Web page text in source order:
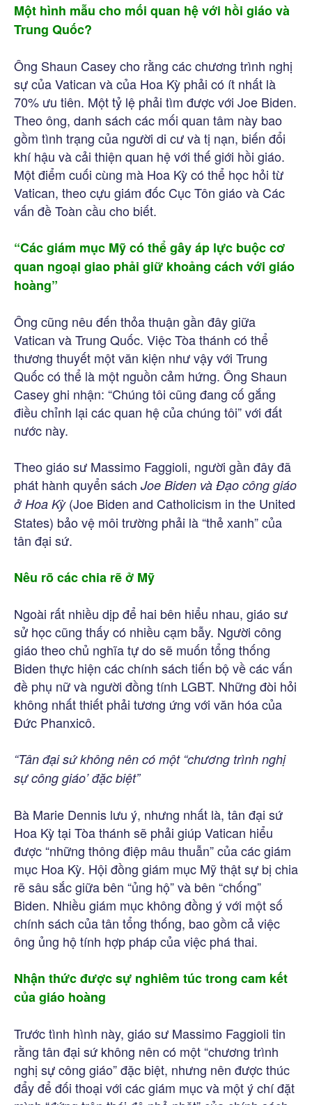
Một hình mẫu cho mối quan hệ với hồi giáo và
Trung Quốc?
Ông Shaun Casey cho rằng các chương trình nghị
sự của Vatican và của Hoa Kỳ phải có ít nhất là
70% ưu tiên. Một tỷ lệ phải tìm được với Joe Biden.
Theo ông, danh sách các mối quan tâm này bao
gồm tình trạng của người di cư và tị nạn, biến đổi
khí hậu và cải thiện quan hệ với thế giới hồi giáo.
Một điểm cuối cùng mà Hoa Kỳ có thể học hỏi từ
Vatican, theo cựu giám đốc Cục Tôn giáo và Các
vấn đề Toàn cầu cho biết.
“Các giám mục Mỹ có thể gây áp lực buộc cơ
quan ngoại giao phải giữ khoảng cách với giáo
hoàng”
Ông cũng nêu đến thỏa thuận gần đây giữa
Vatican và Trung Quốc. Việc Tòa thánh có thể
thương thuyết một văn kiện như vậy với Trung
Quốc có thể là một nguồn cảm hứng. Ông Shaun
Casey ghi nhận: “Chúng tôi cũng đang cố gắng
điều chỉnh lại các quan hệ của chúng tôi” với đất
nước này.
Theo giáo sư Massimo Faggioli, người gần đây đã
phát hành quyển sách Joe Biden và Đạo công giáo
ở Hoa Kỳ(Joe Biden and Catholicism in the United
States) bảo vệ môi trường phải là “thẻ xanh” của
tân đại sứ.
Nêu rõ các chia rẽ ở Mỹ
Ngoài rất nhiều dịp để hai bên hiểu nhau, giáo sư
sử học cũng thấy có nhiều cạm bẫy. Người công
giáo theo chủ nghĩa tự do sẽ muốn tổng thống
Biden thực hiện các chính sách tiến bộ về các vấn
đề phụ nữ và người đồng tính LGBT. Những đòi hỏi
không nhất thiết phải tương ứng với văn hóa của
Đức Phanxicô.
“Tân đại sứ không nên có một “chương trình nghị
sự công giáo’ đặc biệt”
Bà Marie Dennis lưu ý, nhưng nhất là, tân đại sứ
Hoa Kỳ tại Tòa thánh sẽ phải giúp Vatican hiểu
được “những thông điệp mâu thuẫn” của các giám
mục Hoa Kỳ. Hội đồng giám mục Mỹ thật sự bị chia
rẽ sâu sắc giữa bên “ủng hộ” và bên “chống”
Biden. Nhiều giám mục không đồng ý với một số
chính sách của tân tổng thống, bao gồm cả việc
ông ủng hộ tính hợp pháp của việc phá thai.
Nhận thức được sự nghiêm túc trong cam kết
của giáo hoàng
Trước tình hình này, giáo sư Massimo Faggioli tin
rằng tân đại sứ không nên có một “chương trình
nghị sự công giáo” đặc biệt, nhưng nên được thúc
đẩy để đối thoại với các giám mục và một ý chí đặt